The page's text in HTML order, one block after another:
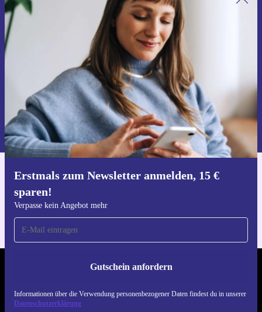
Erstmals zum Newsletter anmelden, 15 €
sparen!
Verpasse kein Angebot mehr
Gutschein anfordern
Informationen über die Verwendung personenbezogener Daten findest du in unserer
Datenschutzerklärung
Erstmals zum Newsletter anmelden,
15 € sparen!
Verpasse kein Angebot mehr.
Gutschein anfordern
Informationen über die Verwendung personenbezogener Daten findest
du in unserer
Datenschutzerklärung.
Hol dir die refurbed-App
REFURBED DEUTSCHLAND - RETHINK NEW.
FOLGE UNS